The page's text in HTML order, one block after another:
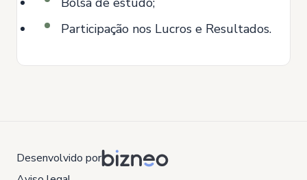
Participação nos Lucros e Resultados.
Desenvolvido por